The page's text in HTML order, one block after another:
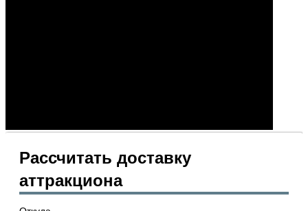
Рассчитать доставку
аттракциона